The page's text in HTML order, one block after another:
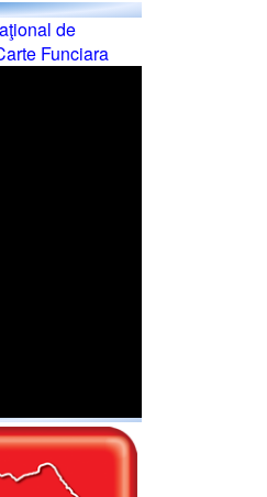
de
Funciara